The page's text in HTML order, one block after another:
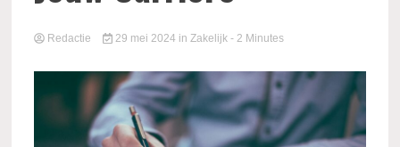
Redactie 29 mei 2024 in Zakelijk - 2 Minutes